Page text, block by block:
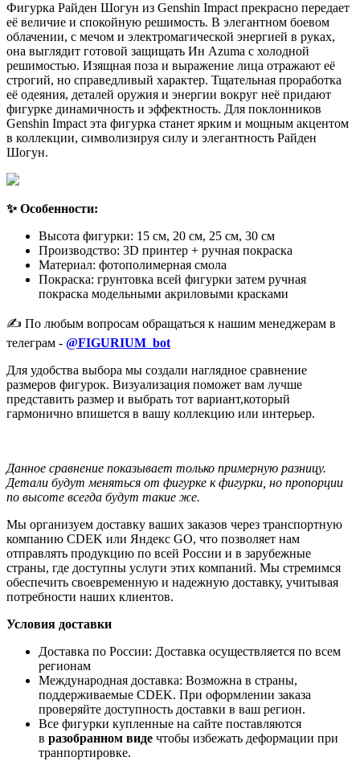
Фигурка Райден Шогун из Genshin Impact прекрасно передает
её величие и спокойную решимость. В элегантном боевом
облачении, с мечом и электромагической энергией в руках,
она выглядит готовой защищать Ин Azuma с холодной
решимостью. Изящная поза и выражение лица отражают её
строгий, но справедливый характер. Тщательная проработка
её одеяния, деталей оружия и энергии вокруг неё придают
фигурке динамичность и эффектность. Для поклонников
Genshin Impact эта фигурка станет ярким и мощным акцентом
в коллекции, символизируя силу и элегантность Райден
Шогун.
✨ Особенности:
Высота фигурки: 15 см, 20 см, 25 см, 30 см
Производство: 3D принтер + ручная покраска
Материал: фотополимерная смола
Покраска: грунтовка всей фигурки затем ручная
покраска модельными акриловыми красками
✍️ По любым вопросам обращаться к нашим менеджерам в
телеграм - @FIGURIUM_bot
Для удобства выбора мы создали наглядное сравнение
размеров фигурок. Визуализация поможет вам лучше
представить размер и выбрать тот вариант,который
гармонично впишется в вашу коллекцию или интерьер.
Данное сравнение показывает только примерную разницу.
Детали будут меняться от фигурке к фигурки, но пропорции
по высоте всегда будут такие же.
Мы организуем доставку ваших заказов через транспортную
компанию CDEK или Яндекс GO, что позволяет нам
отправлять продукцию по всей России и в зарубежные
страны, где доступны услуги этих компаний. Мы стремимся
обеспечить своевременную и надежную доставку, учитывая
потребности наших клиентов.
Условия доставки
Доставка по России: Доставка осуществляется по всем
регионам
Международная доставка: Возможна в страны,
поддерживаемые CDEK. При оформлении заказа
проверяйте доступность доставки в ваш регион.
Все фигурки купленные на сайте поставляются
в разобранном виде чтобы избежать деформации при
транпортировке.